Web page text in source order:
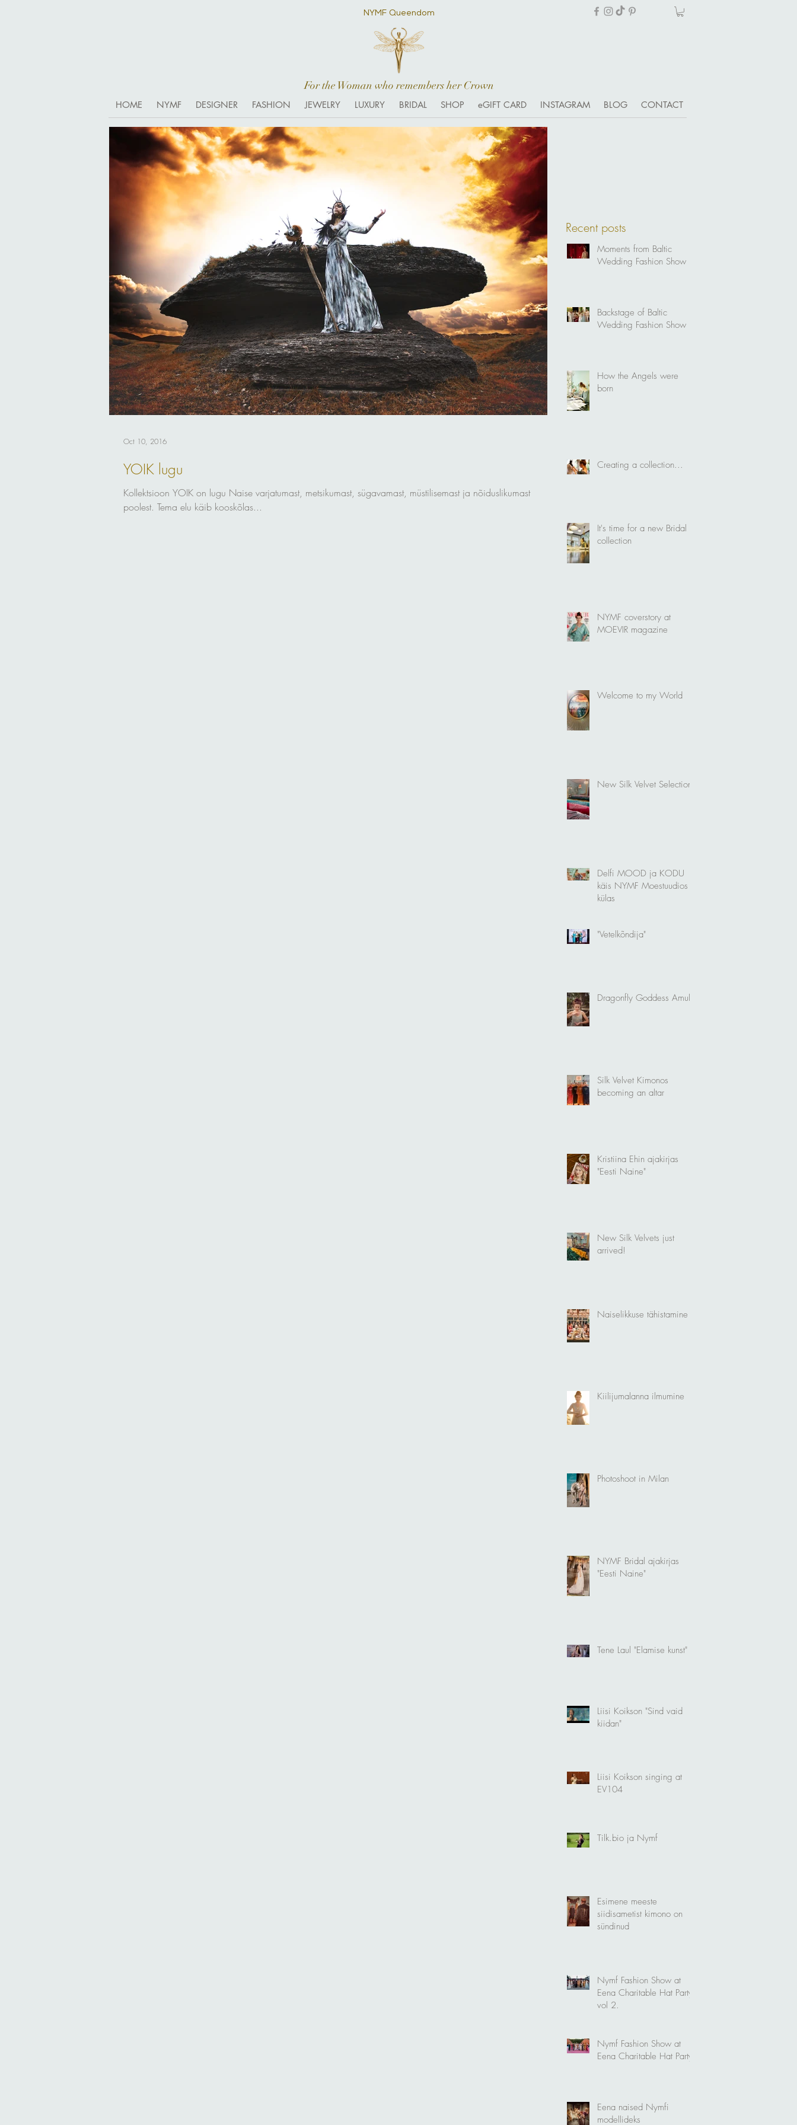
NYMF Queendom
For the Woman who remembers her Crown
HOME NYMF DESIGNER FASHION JEWELRY LUXURY BRIDAL SHOP eGIFT CARD INSTAGRAM BLOG CONTACT
YOIK lugu
Kollektsioon YOIK on lugu Naise varjatumast, metsikumast, sügavamast, müstilisemast ja nõiduslikumast
poolest. Tema elu käib kooskõlas...
Oct 10, 2016
Recent posts
Moments from Baltic
Wedding Fashion Show
Backstage of Baltic
Wedding Fashion Show
How the Angels were
born
Creating a collection...
It's time for a new Bridal
collection
NYMF coverstory at
MOEVIR magazine
Welcome to my World
New Silk Velvet Selection
Delfi MOOD ja KODU
käis NYMF Moestuudios
külas
"Vetelkõndija"
Dragonfly Goddess Amulet
Silk Velvet Kimonos
becoming an altar
Kristiina Ehin ajakirjas
"Eesti Naine"
New Silk Velvets just
arrived!
Naiselikkuse tähistamine
Kiilijumalanna ilmumine
Photoshoot in Milan
NYMF Bridal ajakirjas
"Eesti Naine"
Tene Laul "Elamise kunst"
Liisi Koikson "Sind vaid
kiidan"
Liisi Koikson singing at
EV104
Tilk.bio ja Nymf
Esimene meeste
siidisametist kimono on
sündinud
Nymf Fashion Show at
Eena Charitable Hat Party
vol 2.
Nymf Fashion Show at
Eena Charitable Hat Party.
Eena naised Nymfi
modellideks